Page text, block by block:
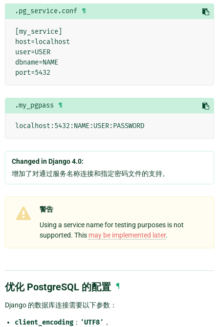
.pg_service.conf ¶
[my_service]
host=localhost
user=USER
dbname=NAME
.my_pgpass ¶
Changed in Django 4.0:
增加了对通过服务名称连接和指定密码文件的支持。
警告
Using a service name for testing purposes is not
supported. This may be implemented later.
优化 PostgreSQL 的配置 ¶
Django 的数据库连接需要以下参数：
client_encoding ： 'UTF8' ，